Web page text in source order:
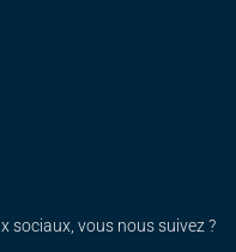
sociaux, vous nous suivez ?